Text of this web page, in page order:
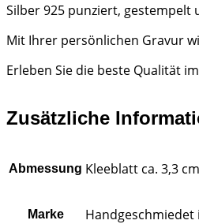
Silber 925 punziert, gestempelt
Mit Ihrer persönlichen Gravur
Erleben Sie die beste Qualität
Zusätzliche
Abmessung Kleeblatt ca. 3,3
Marke